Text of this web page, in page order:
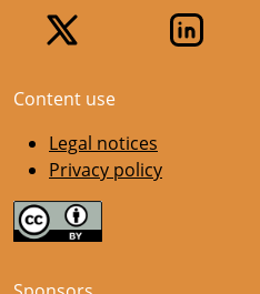
Content use
Legal notices
Privacy policy